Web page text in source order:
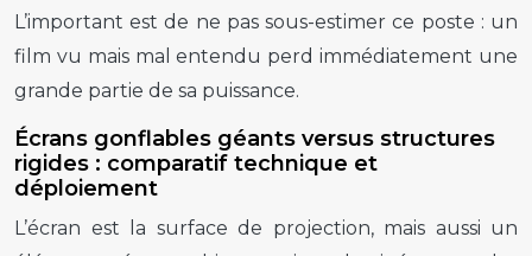
L’important est de ne pas sous-estimer ce poste : un
film vu mais mal entendu perd immédiatement une
grande partie de sa puissance.
Écrans gonflables géants versus structures
rigides : comparatif technique et
déploiement
L’écran est la surface de projection, mais aussi un